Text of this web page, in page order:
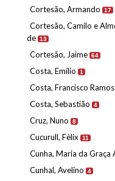
Cortesão, Armando 17
Cortesão, Camilo e
de 13
Cortesão, Jaime 64
Costa, Emílio 1
Costa, Francisco
Costa, Sebastião 4
Cruz, Nuno 8
Cucurull, Fèlix 11
Cunha, Maria da Graça
Cunhal, Avelino 4